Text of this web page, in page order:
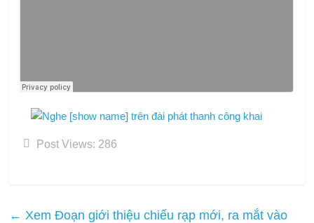
Post Views: 286
← Xem Đoạn giới thiệu chiếu rạp mới, ra mắt vào